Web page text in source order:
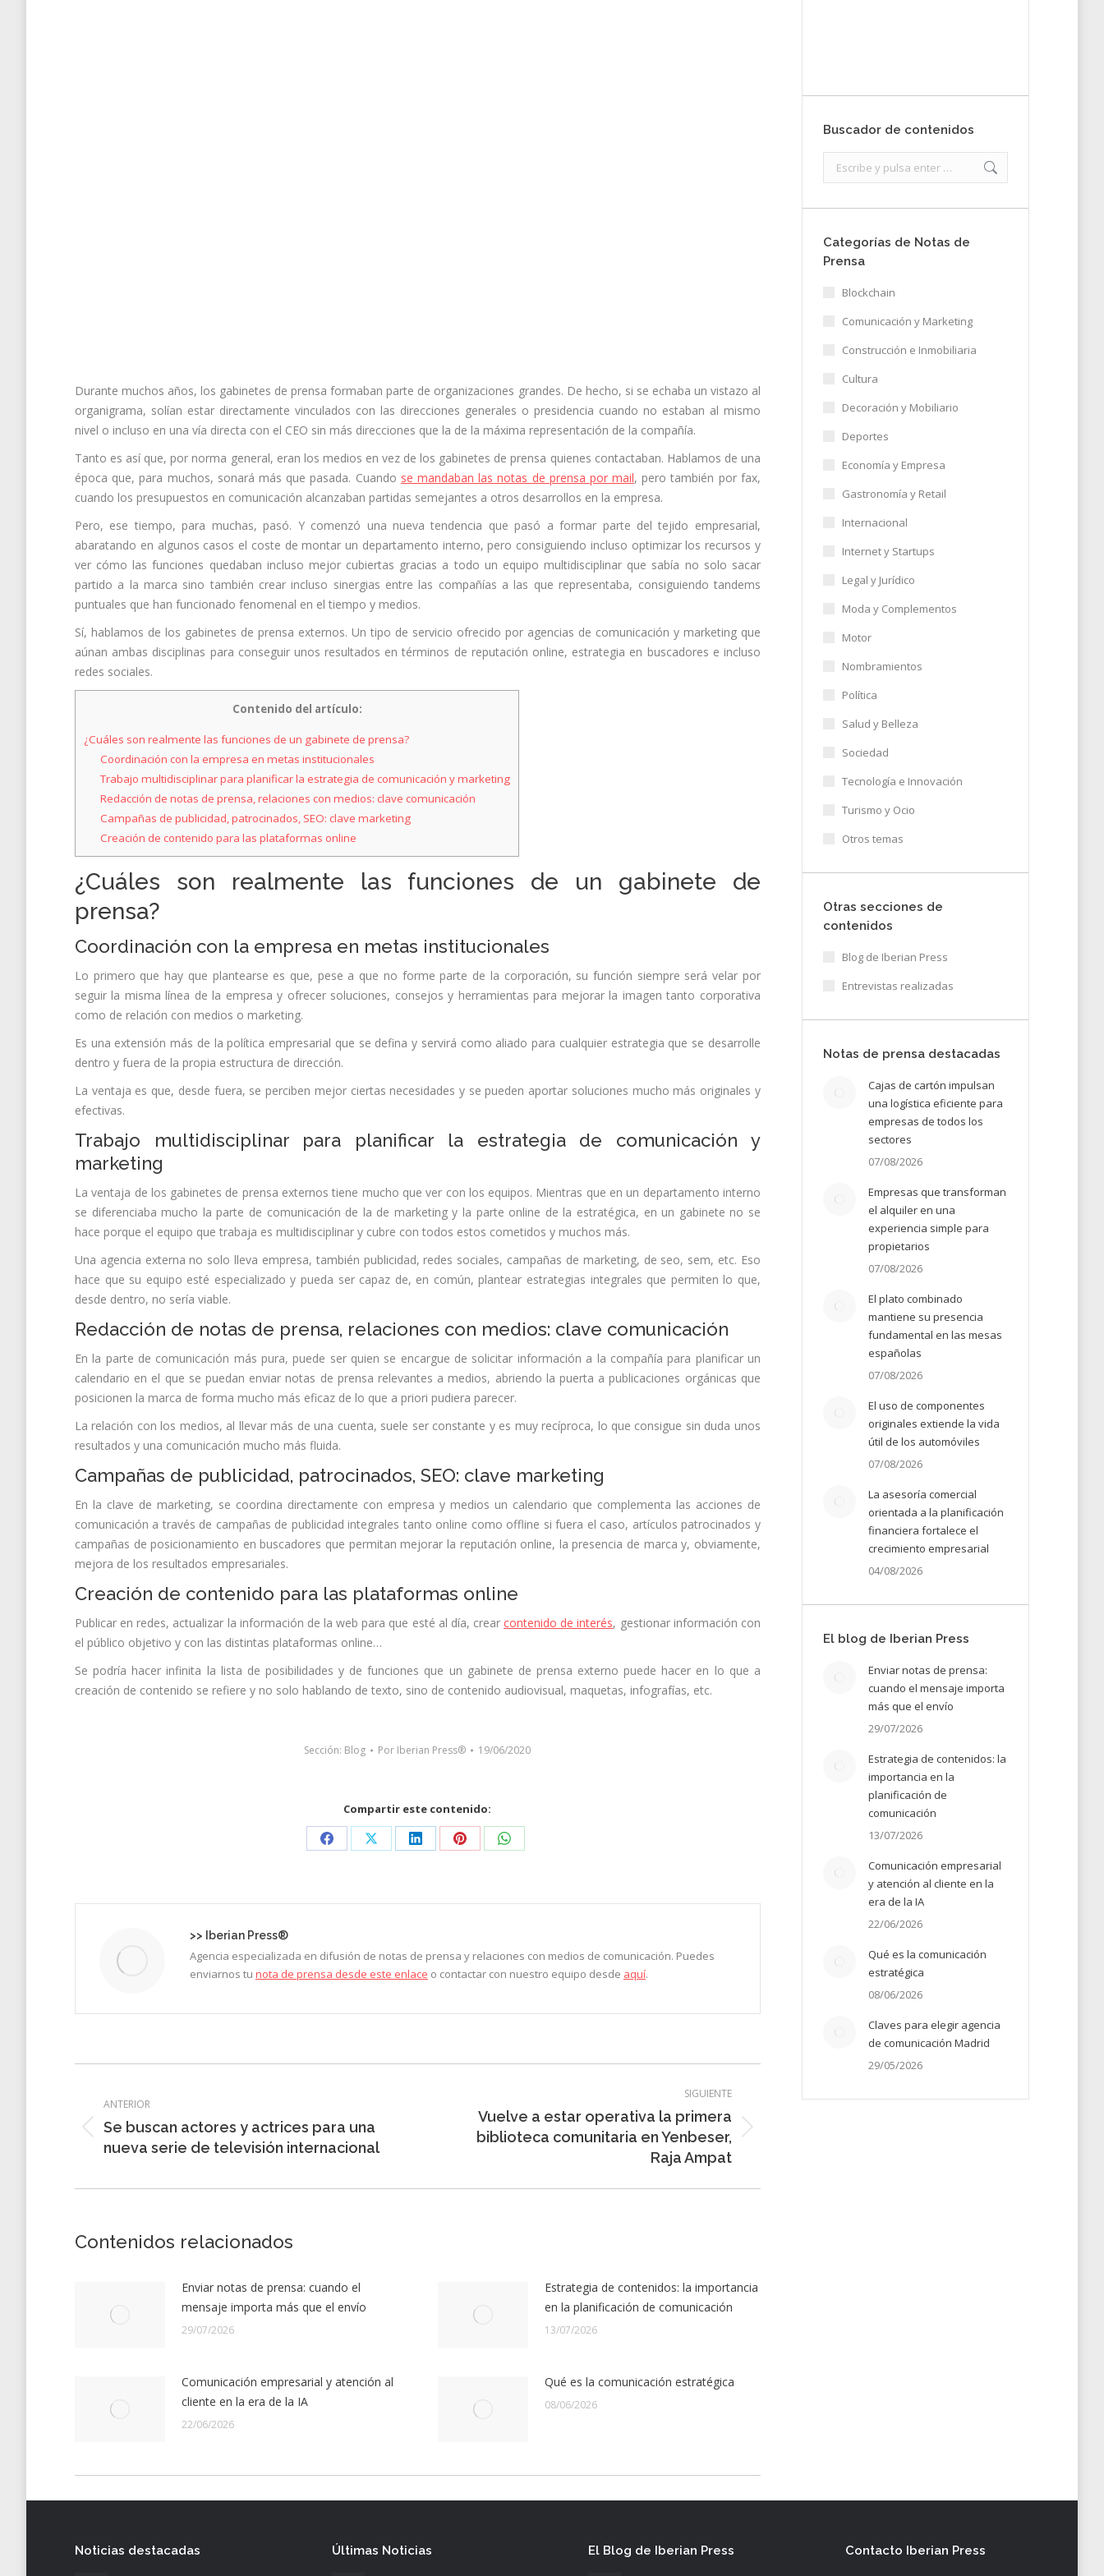
Durante muchos años, los gabinetes de prensa formaban parte de organizaciones grandes. De hecho, si se echaba un vistazo al
organigrama, solían estar directamente vinculados con las direcciones generales o presidencia cuando no estaban al mismo
nivel o incluso en una vía directa con el CEO sin más direcciones que la de la máxima representación de la compañía.
Tanto es así que, por norma general, eran los medios en vez de los gabinetes de prensa quienes contactaban. Hablamos de una
época que, para muchos, sonará más que pasada. Cuando se mandaban las notas de prensa por mail, pero también por fax,
cuando los presupuestos en comunicación alcanzaban partidas semejantes a otros desarrollos en la empresa.
Pero, ese tiempo, para muchas, pasó. Y comenzó una nueva tendencia que pasó a formar parte del tejido empresarial,
abaratando en algunos casos el coste de montar un departamento interno, pero consiguiendo incluso optimizar los recursos y
ver cómo las funciones quedaban incluso mejor cubiertas gracias a todo un equipo multidisciplinar que sabía no solo sacar
partido a la marca sino también crear incluso sinergias entre las compañías a las que representaba, consiguiendo tandems
puntuales que han funcionado fenomenal en el tiempo y medios.
Sí, hablamos de los gabinetes de prensa externos. Un tipo de servicio ofrecido por agencias de comunicación y marketing que
aúnan ambas disciplinas para conseguir unos resultados en términos de reputación online, estrategia en buscadores e incluso
redes sociales.
Contenido del artículo:
¿Cuáles son realmente las funciones de un gabinete de prensa?
Coordinación con la empresa en metas institucionales
Trabajo multidisciplinar para planificar la estrategia de comunicación y marketing
Redacción de notas de prensa, relaciones con medios: clave comunicación
Campañas de publicidad, patrocinados, SEO: clave marketing
Creación de contenido para las plataformas online
¿Cuáles son realmente las funciones de un gabinete de
prensa?
Coordinación con la empresa en metas institucionales
Lo primero que hay que plantearse es que, pese a que no forme parte de la corporación, su función siempre será velar por
seguir la misma línea de la empresa y ofrecer soluciones, consejos y herramientas para mejorar la imagen tanto corporativa
como de relación con medios o marketing.
Es una extensión más de la política empresarial que se defina y servirá como aliado para cualquier estrategia que se desarrolle
dentro y fuera de la propia estructura de dirección.
La ventaja es que, desde fuera, se perciben mejor ciertas necesidades y se pueden aportar soluciones mucho más originales y
efectivas.
Trabajo multidisciplinar para planificar la estrategia de comunicación y
marketing
La ventaja de los gabinetes de prensa externos tiene mucho que ver con los equipos. Mientras que en un departamento interno
se diferenciaba mucho la parte de comunicación de la de marketing y la parte online de la estratégica, en un gabinete no se
hace porque el equipo que trabaja es multidisciplinar y cubre con todos estos cometidos y muchos más.
Una agencia externa no solo lleva empresa, también publicidad, redes sociales, campañas de marketing, de seo, sem, etc. Eso
hace que su equipo esté especializado y pueda ser capaz de, en común, plantear estrategias integrales que permiten lo que,
desde dentro, no sería viable.
Redacción de notas de prensa, relaciones con medios: clave comunicación
En la parte de comunicación más pura, puede ser quien se encargue de solicitar información a la compañía para planificar un
calendario en el que se puedan enviar notas de prensa relevantes a medios, abriendo la puerta a publicaciones orgánicas que
posicionen la marca de forma mucho más eficaz de lo que a priori pudiera parecer.
La relación con los medios, al llevar más de una cuenta, suele ser constante y es muy recíproca, lo que consigue sin duda unos
resultados y una comunicación mucho más fluida.
Campañas de publicidad, patrocinados, SEO: clave marketing
En la clave de marketing, se coordina directamente con empresa y medios un calendario que complementa las acciones de
comunicación a través de campañas de publicidad integrales tanto online como offline si fuera el caso, artículos patrocinados y
campañas de posicionamiento en buscadores que permitan mejorar la reputación online, la presencia de marca y, obviamente,
mejora de los resultados empresariales.
Creación de contenido para las plataformas online
Publicar en redes, actualizar la información de la web para que esté al día, crearcontenido de interés, gestionar información con
el público objetivo y con las distintas plataformas online…
Se podría hacer infinita la lista de posibilidades y de funciones que un gabinete de prensa externo puede hacer en lo que a
creación de contenido se refiere y no solo hablando de texto, sino de contenido audiovisual, maquetas, infografías, etc.
Sección: Blog Por Iberian Press® 19/06/2020
Compartir este contenido:
Share
Facebook
Share
X
Share
LinkedIn
Share
Pinterest
Share
WhatsApp
>> Iberian Press®
Agencia especializada en difusión de notas de prensa y relaciones con medios de comunicación. Puedes
enviarnos tu nota de prensa desde este enlace o contactar con nuestro equipo desde aquí.
entre
entradas
ANTERIOR
Entrada
anterior:
Se buscan actores y actrices para una
nueva serie de televisión internacional
SIGUIENTE
Entrada
Vuelve a estar operativa la primera
biblioteca comunitaria en Yenbeser,
Raja Ampat
Contenidos relacionados
Enviar notas de prensa: cuando el
mensaje importa más que el envío
29/07/2026
Estrategia de contenidos: la importancia
en la planificación de comunicación
13/07/2026
Comunicación empresarial y atención al
cliente en la era de la IA
22/06/2026
Qué es la comunicación estratégica
08/06/2026
Buscador de contenidos
Categorías de Notas de
Prensa
Blockchain
Comunicación y Marketing
Construcción e Inmobiliaria
Cultura
Decoración y Mobiliario
Deportes
Economía y Empresa
Gastronomía y Retail
Internacional
Internet y Startups
Legal y Jurídico
Moda y Complementos
Motor
Nombramientos
Política
Salud y Belleza
Sociedad
Tecnología e Innovación
Turismo y Ocio
Otros temas
Otras secciones de
contenidos
Blog de Iberian Press
Entrevistas realizadas
Notas de prensa destacadas
Cajas de cartón impulsan
una logística eficiente para
empresas de todos los
sectores
07/08/2026
Empresas que transforman
el alquiler en una
experiencia simple para
propietarios
07/08/2026
El plato combinado
mantiene su presencia
fundamental en las mesas
españolas
07/08/2026
El uso de componentes
originales extiende la vida
útil de los automóviles
07/08/2026
La asesoría comercial
orientada a la planificación
financiera fortalece el
crecimiento empresarial
04/08/2026
El blog de Iberian Press
Enviar notas de prensa:
cuando el mensaje importa
más que el envío
29/07/2026
Estrategia de contenidos: la
importancia en la
planificación de
comunicación
13/07/2026
Comunicación empresarial
y atención al cliente en la
era de la IA
22/06/2026
Qué es la comunicación
estratégica
08/06/2026
Claves para elegir agencia
de comunicación Madrid
29/05/2026
Noticias destacadas Últimas Noticias El Blog de Iberian Press Contacto Iberian Press